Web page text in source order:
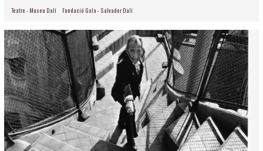
Teatre - Museu Dalí Fundació Gala - Salvador Dalí